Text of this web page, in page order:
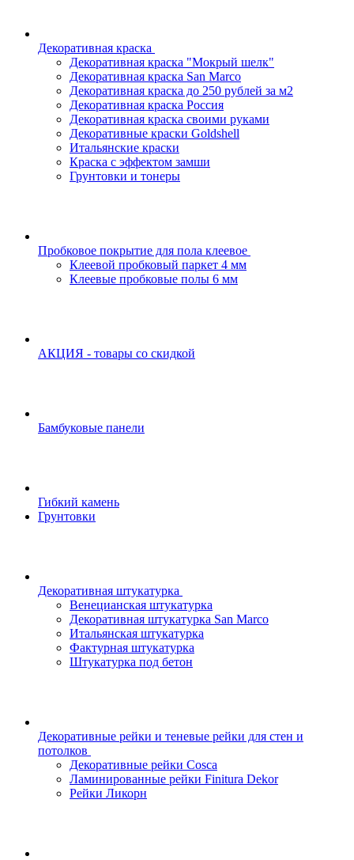
Декоративная краска
Декоративная краска "Мокрый шелк"
Декоративная краска San Marco
Декоративная краска до 250 рублей за м2
Декоративная краска Россия
Декоративная краска своими руками
Декоративные краски Goldshell
Итальянские краски
Краска с эффектом замши
Грунтовки и тонеры
Пробковое покрытие для пола клеевое
Клеевой пробковый паркет 4 мм
Клеевые пробковые полы 6 мм
АКЦИЯ - товары со скидкой
Бамбуковые панели
Гибкий камень
Грунтовки
Декоративная штукатурка
Венецианская штукатурка
Декоративная штукатурка San Marco
Итальянская штукатурка
Фактурная штукатурка
Штукатурка под бетон
Декоративные рейки и теневые рейки для стен и
потолков
Декоративные рейки Cosca
Ламинированные рейки Finitura Dekor
Рейки Ликорн